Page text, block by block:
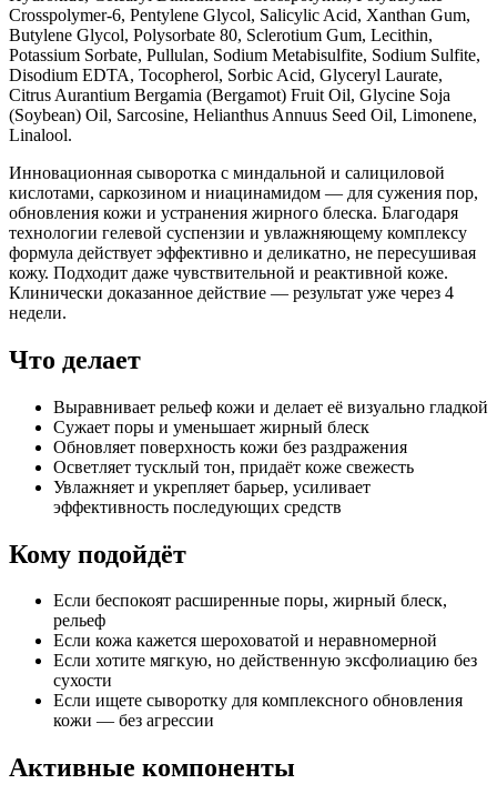
Crosspolymer-6, Pentylene Glycol, Salicylic Acid, Xanthan Gum,
Butylene Glycol, Polysorbate 80, Sclerotium Gum, Lecithin,
Potassium Sorbate, Pullulan, Sodium Metabisulfite, Sodium Sulfite,
Disodium EDTA, Tocopherol, Sorbic Acid, Glyceryl Laurate,
Citrus Aurantium Bergamia (Bergamot) Fruit Oil, Glycine Soja
(Soybean) Oil, Sarcosine, Helianthus Annuus Seed Oil, Limonene,
Linalool.
Инновационная сыворотка с миндальной и салициловой
кислотами, саркозином и ниацинамидом — для сужения пор,
обновления кожи и устранения жирного блеска. Благодаря
технологии гелевой суспензии и увлажняющему комплексу
формула действует эффективно и деликатно, не пересушивая
кожу. Подходит даже чувствительной и реактивной коже.
Клинически доказанное действие — результат уже через 4
недели.
Что делает
Выравнивает рельеф кожи и делает её визуально гладкой
Сужает поры и уменьшает жирный блеск
Обновляет поверхность кожи без раздражения
Осветляет тусклый тон, придаёт коже свежесть
Увлажняет и укрепляет барьер, усиливает
эффективность последующих средств
Кому подойдёт
Если беспокоят расширенные поры, жирный блеск,
рельеф
Если кожа кажется шероховатой и неравномерной
Если хотите мягкую, но действенную эксфолиацию без
сухости
Если ищете сыворотку для комплексного обновления
кожи — без агрессии
Активные компоненты